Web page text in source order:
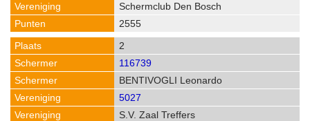
Schermclub Den Bosch
2555
2
116739
BENTIVOGLI Leonardo
5027
S.V. Zaal Treffers